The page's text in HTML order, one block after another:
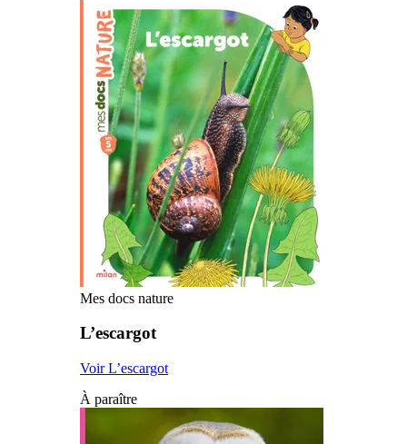
Mes docs nature
L’escargot
Voir L’escargot
À paraître